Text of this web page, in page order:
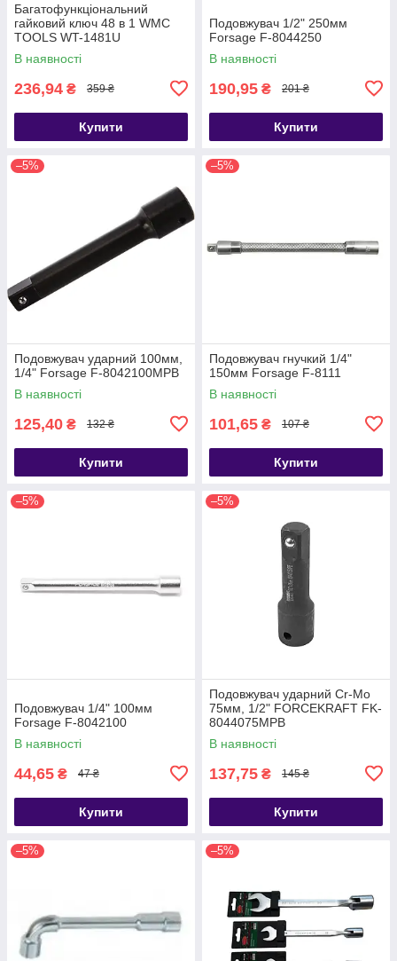
Багатофункціональний
гайковий ключ 48 в 1 WMC
TOOLS WT-1481U
В наявності
236,94 ₴ 359 ₴
Купити
Подовжувач 1/2" 250мм
Forsage F-8044250
В наявності
190,95 ₴ 201 ₴
Купити
–5%
Подовжувач ударний 100мм,
1/4" Forsage F-8042100MPB
В наявності
125,40 ₴ 132 ₴
Купити
–5%
Подовжувач гнучкий 1/4"
150мм Forsage F-8111
В наявності
101,65 ₴ 107 ₴
Купити
–5%
Подовжувач 1/4" 100мм
Forsage F-8042100
В наявності
44,65 ₴ 47 ₴
Купити
–5%
Подовжувач ударний Cr-Mo
75мм, 1/2" FORCEKRAFT FK-
8044075MPB
В наявності
137,75 ₴ 145 ₴
Купити
–5% –5%